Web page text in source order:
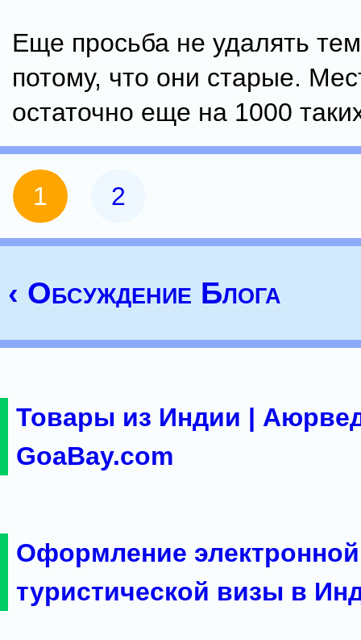
Еще просьба не удалять
потому, что они старые.
остаточно еще на 1000
1 2
‹ Обсуждение Блога
Товары из Индии |
GoaBay.com
Оформление электронной
туристической визы в